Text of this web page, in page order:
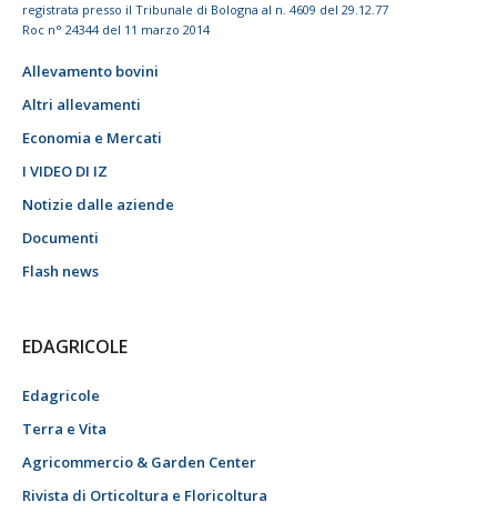
registrata presso il Tribunale di Bologna al n. 4609 del 29.12.77
Roc n° 24344 del 11 marzo 2014
Allevamento bovini
Altri allevamenti
Economia e Mercati
I VIDEO DI IZ
Notizie dalle aziende
Documenti
Flash news
EDAGRICOLE
Edagricole
Terra e Vita
Agricommercio & Garden Center
Rivista di Orticoltura e Floricoltura